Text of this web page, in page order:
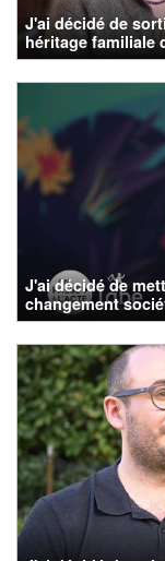
J'ai décidé de
héritage familiale
J'ai décidé de
changement